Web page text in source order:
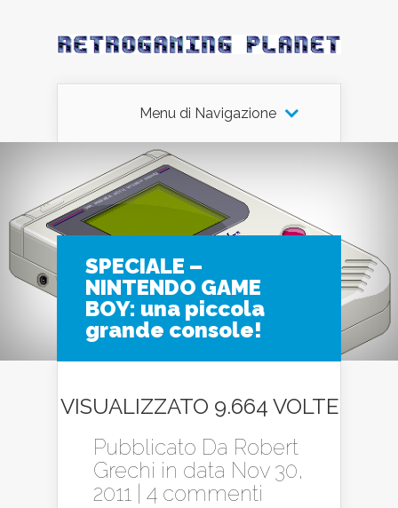
Menu di Navigazione
SPECIALE –
NINTENDO GAME
BOY: una piccola
grande console!
VISUALIZZATO 9.664 VOLTE
Pubblicato Da Robert
Grechi in data Nov 30,
2011 | 4 commenti